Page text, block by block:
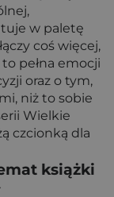
w paletę
coś więcej,
pełna emocji
oraz o tym,
niż to sobie
Wielkie
czcionką dla
książki